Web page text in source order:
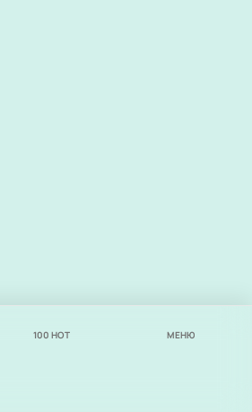
100 НОТ МЕНЮ